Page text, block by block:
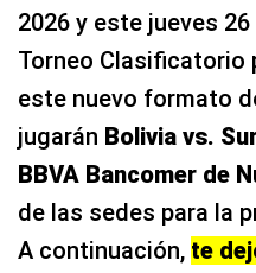
2026 y este jueves
Torneo Clasificatorio
este nuevo formato
jugarán Bolivia vs.
BBVA Bancomer de
de las sedes para la
A continuación, te